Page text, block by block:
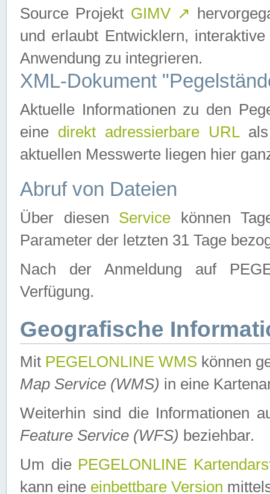
Source Projekt GIMV ↗
und erlaubt Entwicklern,
Anwendung zu integrieren.
XML-Dokument
Aktuelle Informationen zu den
eine direkt adressierbare URLals
aktuellen Messwerte liegen hier
Abruf von Dateien
Über diesen Service können
Parameter der letzten 31 Tage
Nach der Anmeldung auf
Verfügung.
Geografische
Mit PEGELONLINE WMS können
Map Service (WMS) in eine
Weiterhin sind die Informationen
Feature Service (WFS) beziehbar.
Um die PEGELONLINE
kann eine einbettbare Version